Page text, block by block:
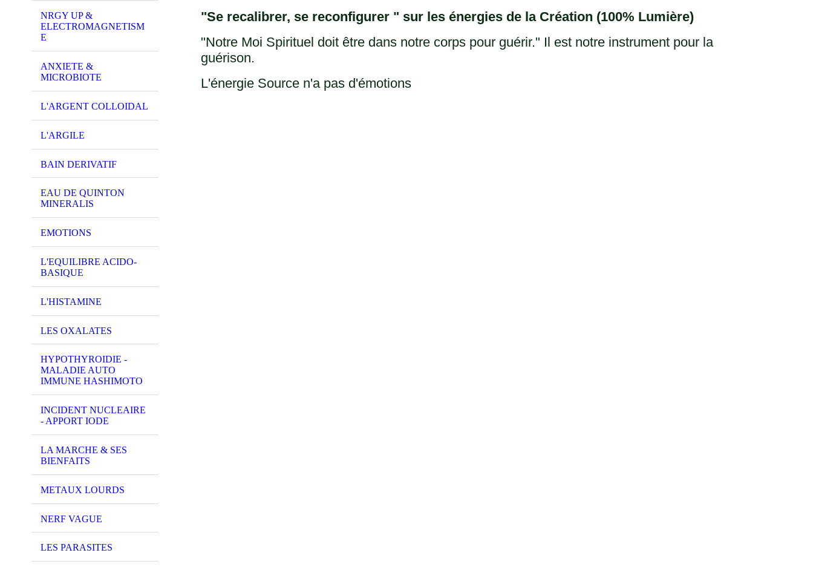
NRGY UP &
ELECTROMAGNETISM
E
ANXIETE &
MICROBIOTE
L'ARGENT COLLOIDAL
L'ARGILE
BAIN DERIVATIF
EAU DE QUINTON
MINERALIS
EMOTIONS
L'EQUILIBRE ACIDO-
BASIQUE
L'HISTAMINE
LES OXALATES
HYPOTHYROIDIE -
MALADIE AUTO
IMMUNE HASHIMOTO
INCIDENT NUCLEAIRE
- APPORT IODE
LA MARCHE & SES
BIENFAITS
METAUX LOURDS
NERF VAGUE
LES PARASITES
"Se recalibrer, se reconfigurer " sur les énergies de la Création (100% Lumière)
"Notre Moi Spirituel doit être dans notre corps pour guérir." Il est notre instrument pour la
guérison.
L'énergie Source n'a pas d'émotions